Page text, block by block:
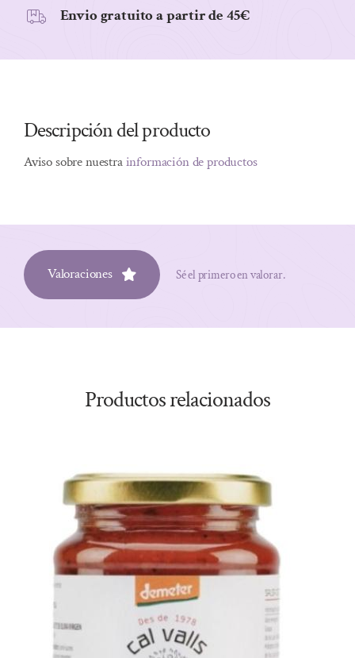
Envio gratuito a partir de 45€
Descripción del producto
Aviso sobre nuestrainformación de productos
Valoraciones Sé el primero en valorar.
Productos relacionados